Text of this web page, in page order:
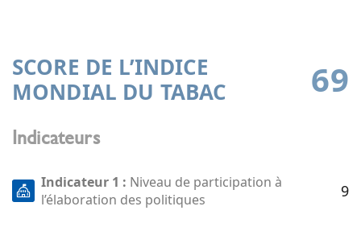
SCORE DE L’INDICE
MONDIAL DU TABAC
69
Indicateurs
Indicateur 1 : Niveau de participation à
l’élaboration des politiques
9